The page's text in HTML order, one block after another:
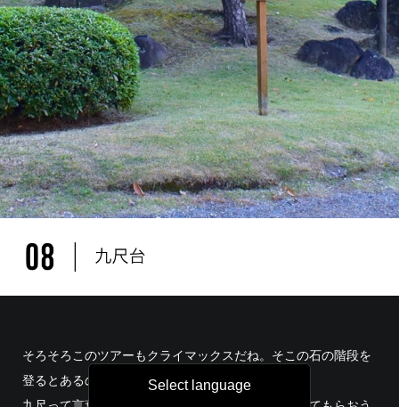
そろそろこのツアーもクライマックスだね。そこの石の階段を
登るとあるのが九尺台だ。Select language